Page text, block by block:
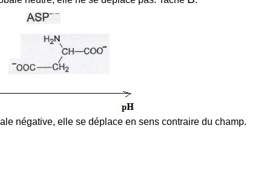
négative, elle se déplace en sens contraire du champ.